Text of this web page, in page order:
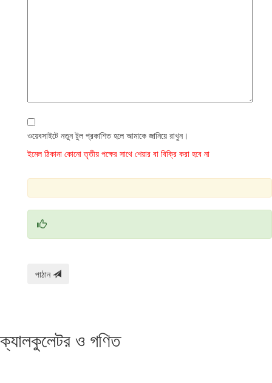
ওয়েবসাইটে নতুন টুল প্রকাশিত হলে আমাকে জানিয়ে রাখুন।
ইমেল ঠিকানা কোনো তৃতীয় পক্ষের সাথে শেয়ার বা বিক্রি করা হবে না
পাঠান
ক্যালকুলেটর ও গণিত